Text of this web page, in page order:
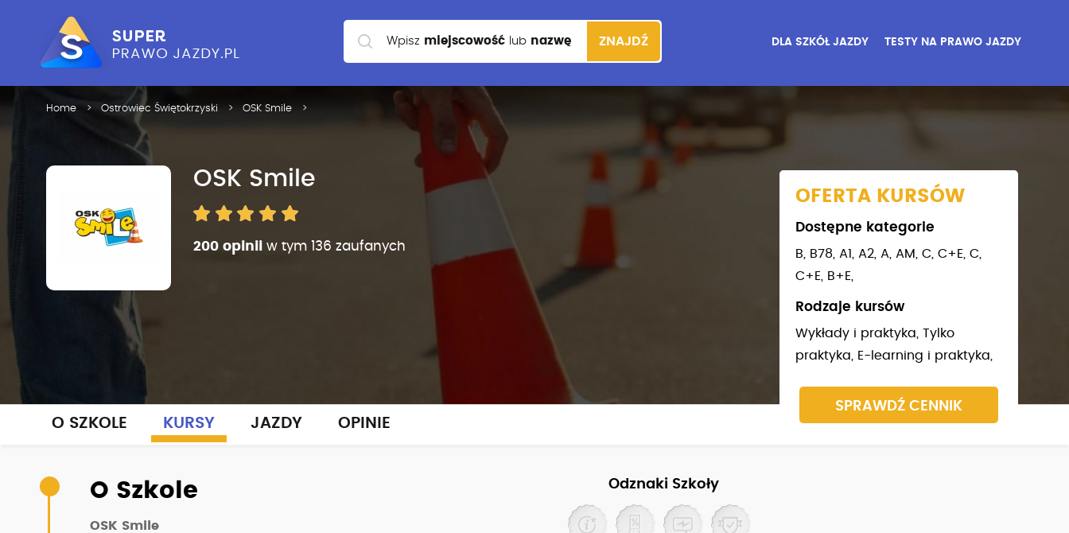
DLA SZKÓŁ JAZDY TESTY NA PRAWO JAZDY
Wpisz miejscowość lub nazwę
szkoły
ZNAJDŹ
Home Ostrowiec Świętokrzyski OSK Smile
OSK Smile
200 opinii w tym 136 zaufanych
OFERTA KURSÓW
Dostępne kategorie
B, B78, A1, A2, A, AM, C, C+E, C,
C+E,
B+E,
Rodzaje kursów
Wykłady i praktyka, Tylko
praktyka,
E-learning i praktyka,
SPRAWDŹ CENNIK
O SZKOLE KURSY JAZDY OPINIE
Odznaki Szkoły
O Szkole
OSK Smile